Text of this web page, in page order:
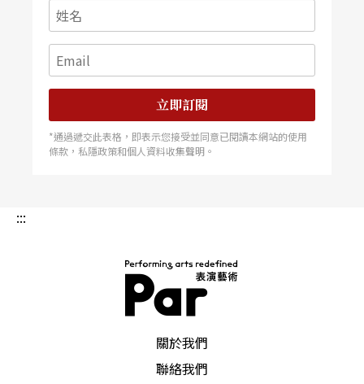
立即訂閱
*通過遞交此表格，即表示您接受並同意已閱讀本網站的使用
條款，私隱政策和個人資料收集聲明。
:::
關於我們
聯絡我們